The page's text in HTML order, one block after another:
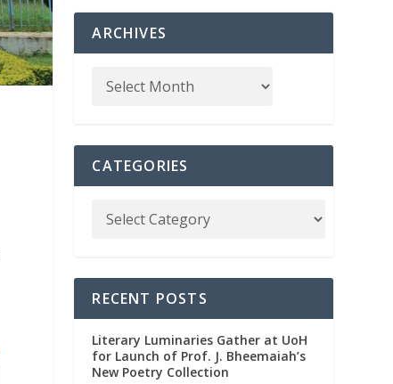
ARCHIVES
CATEGORIES
RECENT POSTS
Literary Luminaries Gather at UoH
for Launch of Prof. J. Bheemaiah’s
New Poetry Collection